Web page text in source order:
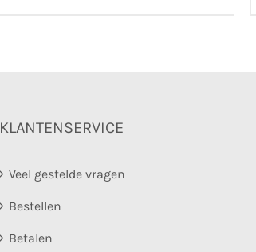
KLANTENSERVICE
Veel gestelde vragen
Bestellen
Betalen